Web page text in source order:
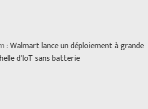
:Walmart lance un déploiement à grande
d'IoT sans batterie